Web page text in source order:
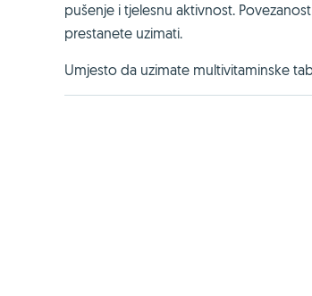
pušenje i tjelesnu aktivnost.
prestanete uzimati.
Umjesto da uzimate multivitaminske